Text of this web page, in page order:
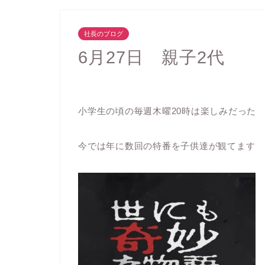
社長のブログ
6月27日 親子2代
小学生の頃の毎週木曜20時は楽しみだった
今では年に数回の特番を子供達が観てます